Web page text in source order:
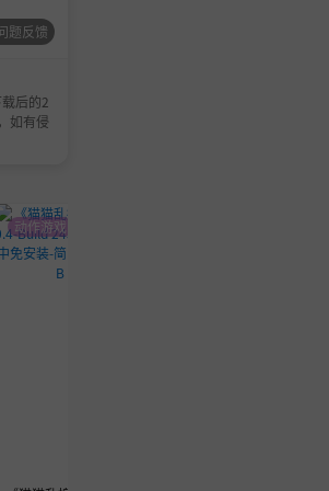
题反馈
后的2
如有侵
动作游戏